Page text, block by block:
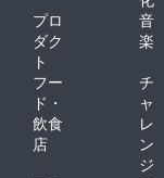
プロ
ダク
ト
音
楽
フー
ド・
飲食
店
チ
ャ
レ
ン
ジ